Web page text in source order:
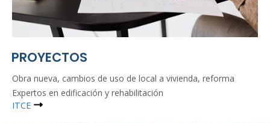
PROYECTOS
Obra nueva, cambios de uso de local a vivienda, reforma
Expertos en edificación y rehabilitación
ITCE